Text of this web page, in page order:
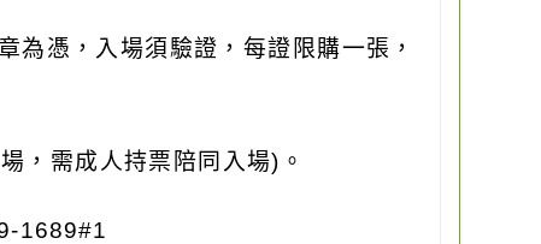
為憑，入場須驗證，每證限購一張，
，需成人持票陪同入場) 。
1689#1